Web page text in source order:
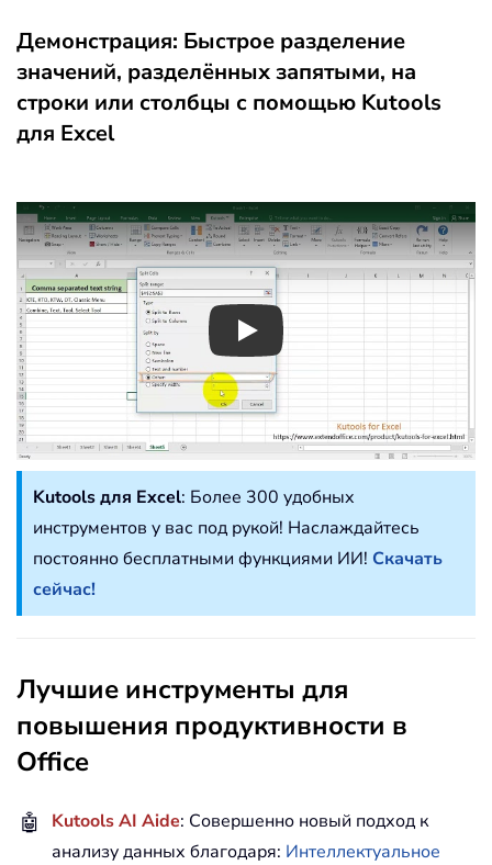
Демонстрация: Быстрое разделение
значений, разделённых запятыми, на
строки или столбцы с помощью Kutools
для Excel
Play
Kutools для Excel: Более 300 удобных
инструментов у вас под рукой! Наслаждайтесь
постоянно бесплатными функциями ИИ! Скачать
сейчас!
Лучшие инструменты для
повышения продуктивности в
Office
🤖 Kutools AI Aide: Совершенно новый подход к
анализу данных благодаря: Интеллектуальное